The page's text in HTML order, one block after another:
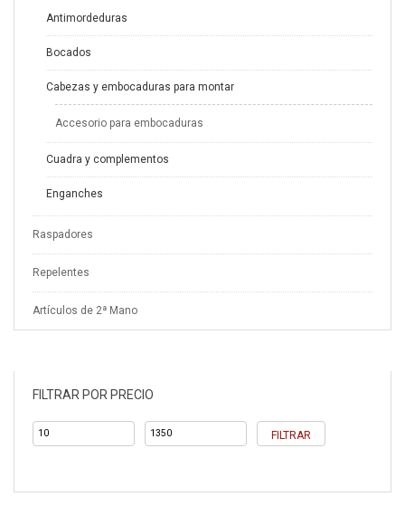
Antimordeduras
Bocados
Cabezas y embocaduras para montar
Accesorio para embocaduras
Cuadra y complementos
Enganches
Raspadores
Repelentes
Artículos de 2ª Mano
FILTRAR POR PRECIO
FILTRAR